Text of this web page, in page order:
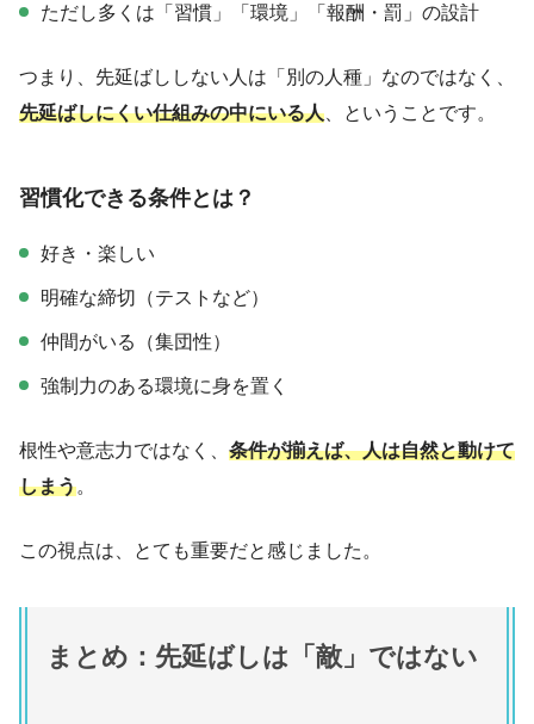
ただし多くは「習慣」「環境」「報酬・罰」の設計
つまり、先延ばししない人は「別の人種」なのではなく、
先延ばしにくい仕組みの中にいる人 、ということです。
習慣化できる条件とは？
好き・楽しい
明確な締切（テストなど）
仲間がいる（集団性）
強制力のある環境に身を置く
根性や意志力ではなく、 条件が揃えば、人は自然と動けて
しまう。
この視点は、とても重要だと感じました。
まとめ：先延ばしは「敵」ではない